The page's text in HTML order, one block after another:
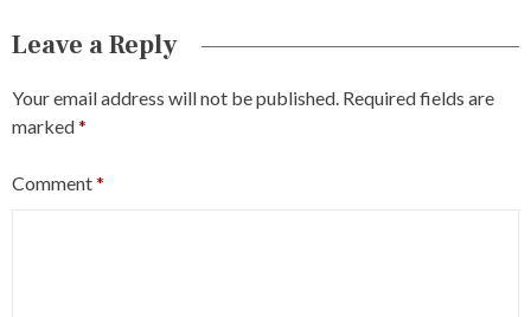
Leave a Reply
Your email address will not be published. Required fields are
marked*
Comment*